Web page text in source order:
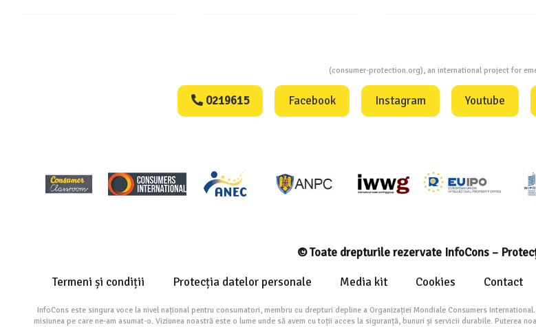
(consumer-protection.org), an international project for
0219615 Facebook Instagram Youtube
© Toate drepturile rezervate InfoCons –
Termeni și condiții Protecția datelor personale Media kit Cookies Contact
InfoCons este singura voce la nivel național pentru consumatori, membru cu drepturi depline a Organizației Mondiale Consumers
misiunea pe care ne-am asumat-o. Viziunea noastră este o lume unde să avem cu toții acces la siguranță, bunuri și servicii durabile.